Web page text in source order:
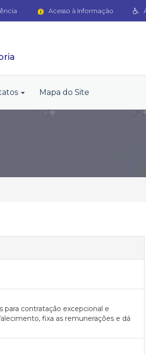
Acesso à Informação
Mapa do Site
para contratação excepcional e
fixa as remunerações e dá